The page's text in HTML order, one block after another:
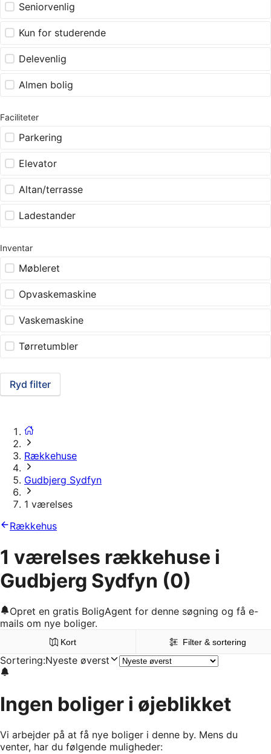
Seniorvenlig
Kun for studerende
Delevenlig
Almen bolig
Faciliteter
Parkering
Elevator
Altan/terrasse
Ladestander
Inventar
Møbleret
Opvaskemaskine
Vaskemaskine
Tørretumbler
Ryd filter
Rækkehuse
Gudbjerg Sydfyn
1 værelses
Rækkehus
1 værelses rækkehuse i
Gudbjerg Sydfyn (0)
Opret en gratis BoligAgent for denne søgning og få e-
mails om nye boliger.
Kort Filter & sortering
Sortering:Nyeste øverst
Ingen boliger i øjeblikket
Vi arbejder på at få nye boliger i denne by. Mens du
venter, har du følgende muligheder: